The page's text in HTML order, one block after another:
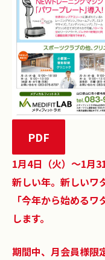
PDF
1月4日（火）〜1月
新しい年。新しいワ
「今年から始める
します。
期間中、月会員様限